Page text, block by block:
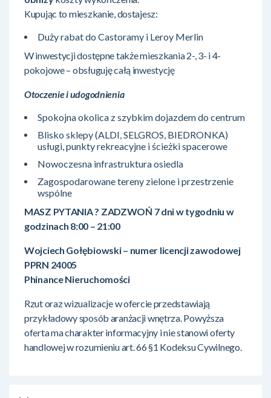
Kupując to mieszkanie, dostajesz:
Duży rabat do Castoramy i Leroy Merlin
W inwestycji dostępne także mieszkania 2-, 3- i 4-
pokojowe – obsługuję całą inwestycję
Otoczenie i udogodnienia
Spokojna okolica z szybkim dojazdem do centrum
Blisko sklepy (ALDI, SELGROS, BIEDRONKA)
usługi, punkty rekreacyjne i ścieżki spacerowe
Nowoczesna infrastruktura osiedla
Zagospodarowane tereny zielone i przestrzenie
wspólne
MASZ PYTANIA ? ZADZWOŃ 7 dni w tygodniu w
godzinach 8:00 – 21:00
Wojciech Gołębiowski – numer licencji zawodowej
PPRN 24005
Phinance Nieruchomości
Rzut oraz wizualizacje w ofercie przedstawiają
przykładowy sposób aranżacji wnętrza. Powyższa
oferta ma charakter informacyjny i nie stanowi oferty
handlowej w rozumieniu art. 66 §1 Kodeksu Cywilnego.